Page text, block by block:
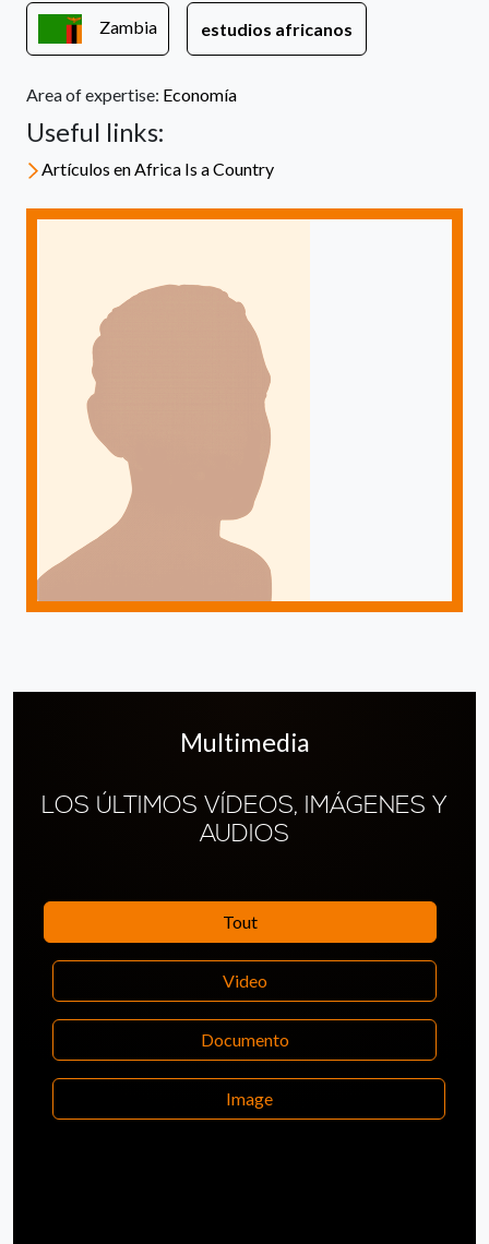
Zambia estudios africanos
Area of expertise: Economía
Useful links:
Artículos en Africa Is a Country
Multimedia
LOS ÚLTIMOS VÍDEOS, IMÁGENES Y
AUDIOS
Tout
Video
Documento
Image